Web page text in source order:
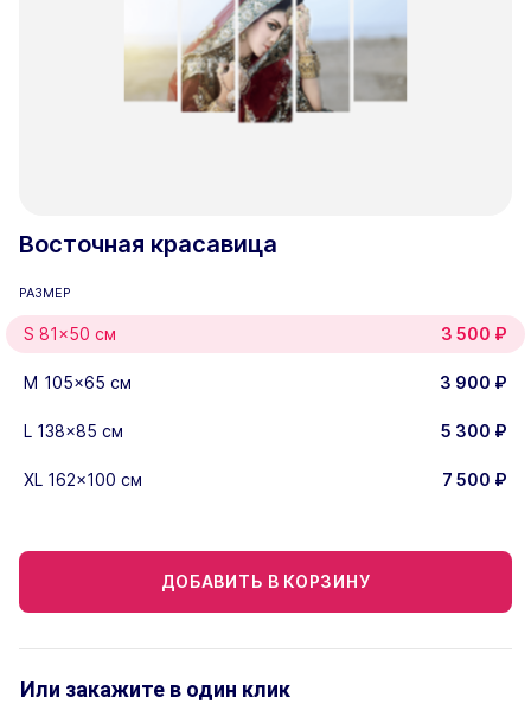
Восточная красавица
РАЗМЕР
S 81x50 см 3 500 ₽
M 105x65 см 3 900 ₽
L 138x85 см 5 300 ₽
XL 162x100 см 7 500 ₽
ДОБАВИТЬ В КОРЗИНУ
Или закажите в один клик